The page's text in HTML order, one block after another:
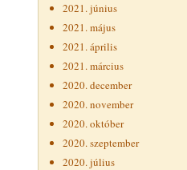
2021. június
2021. május
2021. április
2021. március
2020. december
2020. november
2020. október
2020. szeptember
2020. július